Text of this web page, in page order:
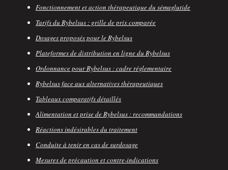
Fonctionnement et action thérapeutique du sémaglutide
Tarifs du Rybelsus : grille de prix comparée
Dosages proposés pour le Rybelsus
Plateformes de distribution en ligne du Rybelsus
Ordonnance pour Rybelsus : cadre réglementaire
Rybelsus face aux alternatives thérapeutiques
Tableaux comparatifs détaillés
Alimentation et prise de Rybelsus : recommandations
Réactions indésirables du traitement
Conduite à tenir en cas de surdosage
Mesures de précaution et contre-indications